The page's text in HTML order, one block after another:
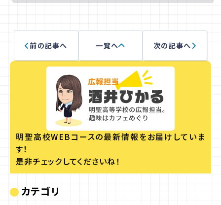
前の記事へ 一覧へ 次の記事へ
明聖高校WEBコースの最新情報をお届けしていま
す！
是非チェックしてくださいね！
カテゴリ